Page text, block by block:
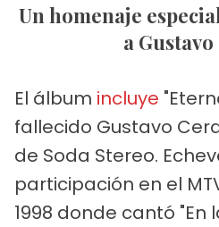
Un homenaje especial: "Eterno", tributo
a
El álbum incluye
fallecido Gustavo
de Soda Stereo.
participación en el
1998 donde cantó "En